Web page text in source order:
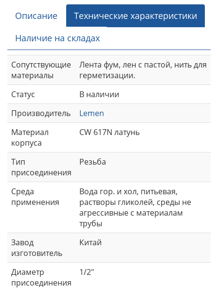
Описание
Технические характеристики
Наличие на складах
Сопутствующие
материалы
Лента фум, лен с пастой, нить для
герметизации.
Статус
В наличии
Производитель
Lemen
Материал
корпуса
CW 617N латунь
Тип
присоединения
Резьба
Среда
применения
Вода гор. и хол, питьевая,
растворы гликолей, среды не
агрессивные с материалам
трубы
Завод
изготовитель
Китай
Диаметр
присоединения
1/2"